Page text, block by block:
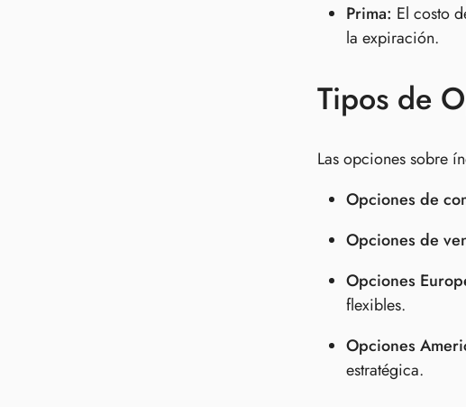
Prima: El costo
la expiración.
Tipos de
Las opciones sobre
Opciones de
Opciones de
Opciones
flexibles.
Opciones
estratégica.